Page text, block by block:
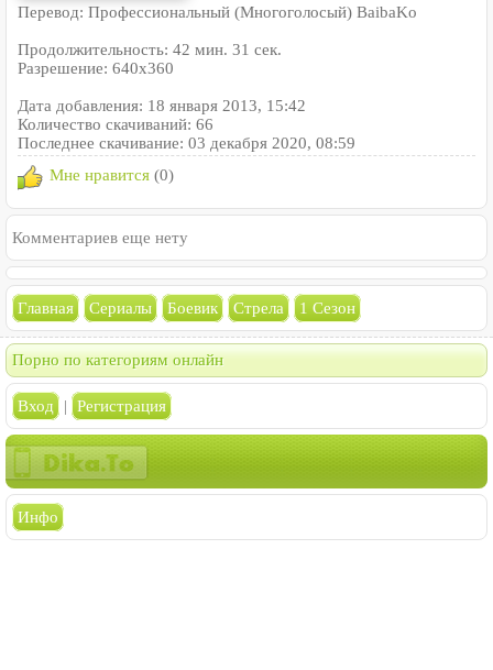
Перевод: Профессиональный (Многоголосый) BaibaKo
Продолжительность: 42 мин. 31 сек.
Разрешение: 640x360
Дата добавления: 18 января 2013, 15:42
Количество скачиваний: 66
Последнее скачивание: 03 декабря 2020, 08:59
Мне нравится (0)
Комментариев еще нету
Главная Сериалы Боевик Стрела 1 Сезон
Порно по категориям онлайн
Вход | Регистрация
Инфо